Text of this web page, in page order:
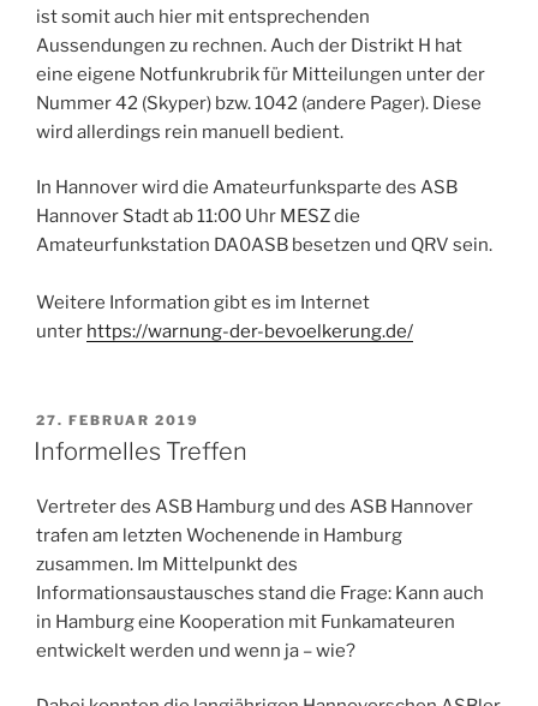
ist somit auch hier mit entsprechenden
Aussendungen zu rechnen. Auch der Distrikt H hat
eine eigene Notfunkrubrik für Mitteilungen unter der
Nummer 42 (Skyper) bzw. 1042 (andere Pager). Diese
wird allerdings rein manuell bedient.
In Hannover wird die Amateurfunksparte des ASB
Hannover Stadt ab 11:00 Uhr MESZ die
Amateurfunkstation DA0ASB besetzen und QRV sein.
Weitere Information gibt es im Internet
unter https://warnung-der-bevoelkerung.de/
VERÖFFENTLICHT
AM
27. FEBRUAR 2019
Informelles Treffen
Vertreter des ASB Hamburg und des ASB Hannover
trafen am letzten Wochenende in Hamburg
zusammen. Im Mittelpunkt des
Informationsaustausches stand die Frage: Kann auch
in Hamburg eine Kooperation mit Funkamateuren
entwickelt werden und wenn ja – wie?